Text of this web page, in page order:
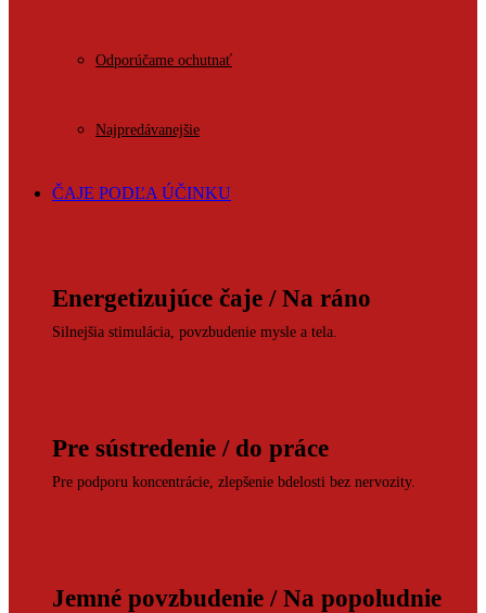
Odporúčame ochutnať
Najpredávanejšie
ČAJE PODĽA ÚČINKU
Energetizujúce čaje / Na ráno
Silnejšia stimulácia, povzbudenie mysle a tela.
Pre sústredenie / do práce
Pre podporu koncentrácie, zlepšenie bdelosti bez nervozity.
Jemné povzbudenie / Na popoludnie